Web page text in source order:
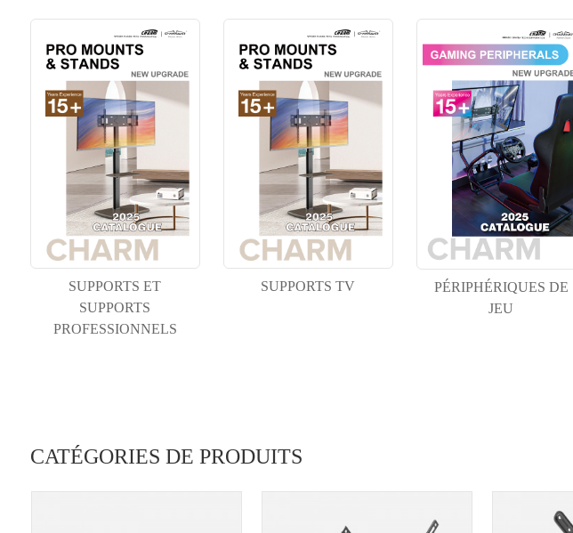
SUPPORTS ET
SUPPORTS
PROFESSIONNELS
SUPPORTS TV
PÉRIPHÉRIQUES DE
JEU
CATÉGORIES DE PRODUITS